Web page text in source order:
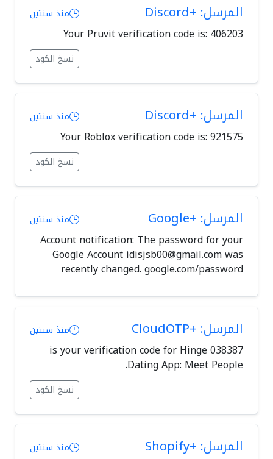
المرسل: +Discord منذ سنتين
Your Pruvit verification code is: 406203
نسخ الكود
المرسل: +Discord منذ سنتين
Your Roblox verification code is: 921575
نسخ الكود
المرسل: +Google منذ سنتين
Account notification: The password for your
Google Accountidisjsb00@gmail.comwas
recently changed. google.com/password
المرسل: +CloudOTP منذ سنتين
038387 is your verification code for Hinge
Dating App: Meet People.
نسخ الكود
المرسل: +Shopify منذ سنتين